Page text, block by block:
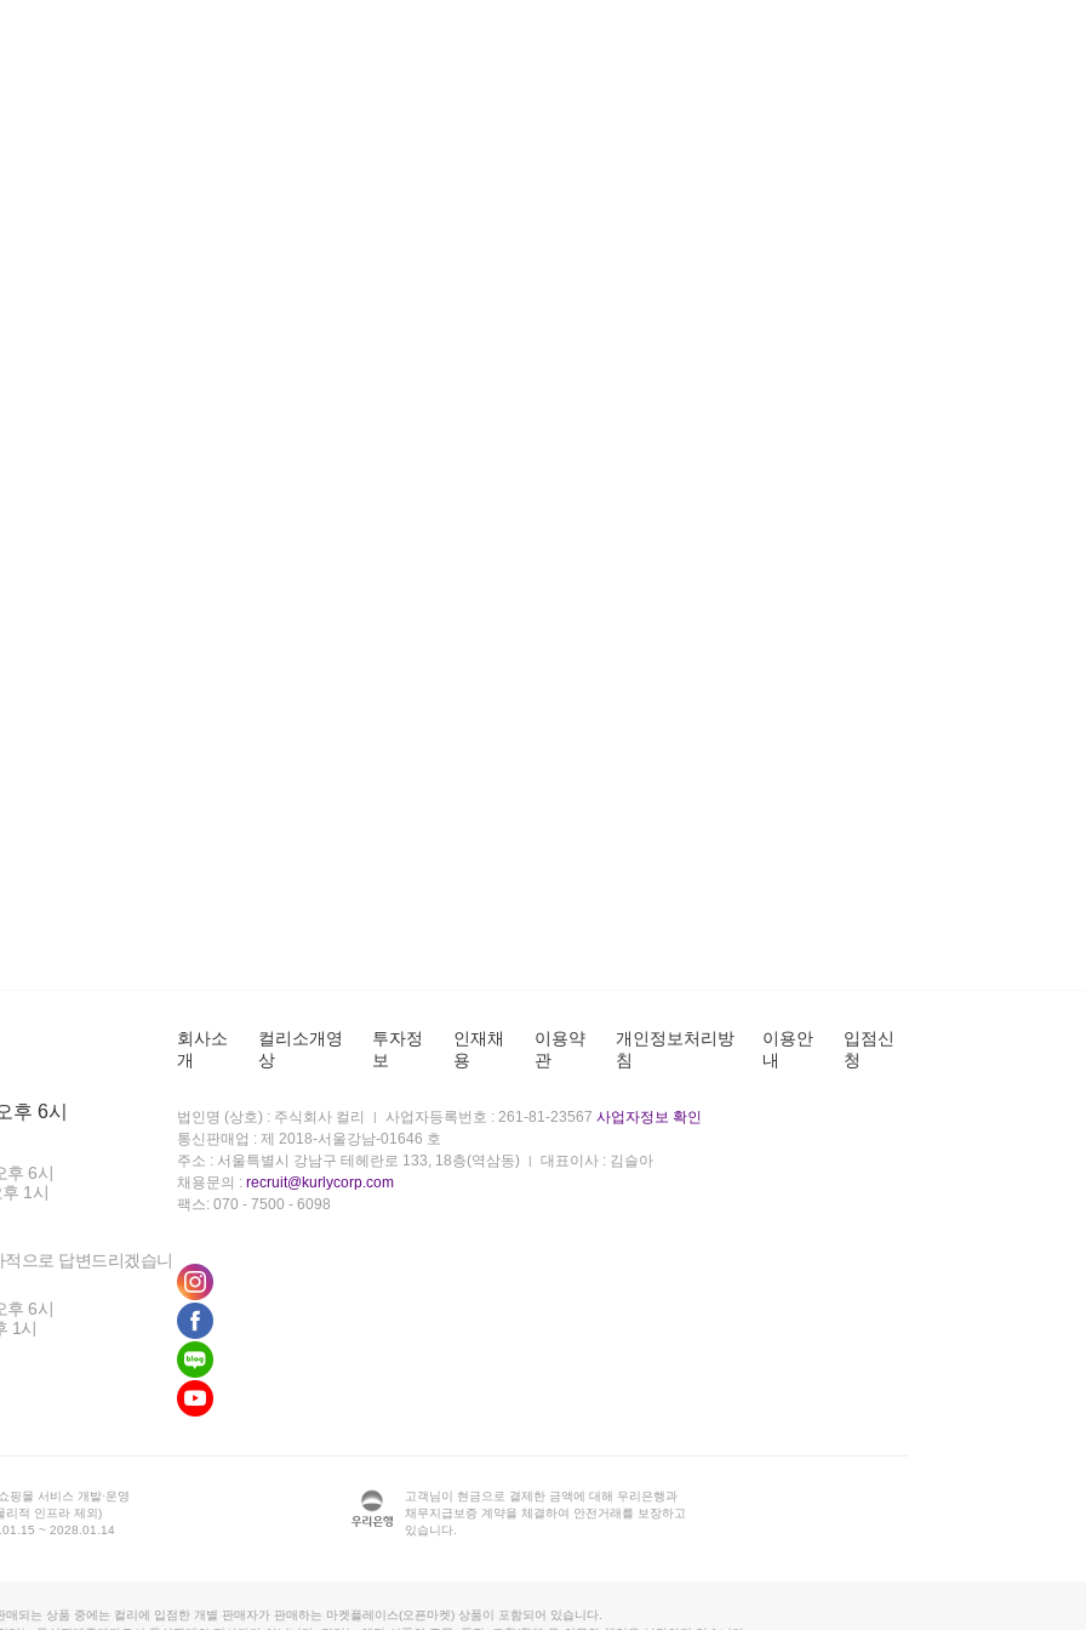
후 6시
후 6시
1시
으로 답변드리겠습니
후 6시
1시
회사소
개
컬리소개영
상
투자정
보
인재채
용
이용약
관
개인정보처리방
침
이용안
내
입점신
청
법인명 (상호) : 주식회사 컬리 사업자등록번호 : 261-81-23567 사업자정보 확인
통신판매업 : 제 2018-서울강남-01646 호
주소 : 서울특별시 강남구 테헤란로 133, 18층(역삼동)
대표이사 : 김슬아
채용문의 : recruit@kurlycorp.com
팩스: 070 - 7500 - 6098
핑몰 서비스 개발·운영
리적 인프라 제외)
~ 2028.01.14
고객님이 현금으로 결제한 금액에 대해 우리은행과
채무지급보증 계약을 체결하여 안전거래를 보장하고
있습니다.
매되는 상품 중에는 컬리에 입점한 개별 판매자가 판매하는 마켓플레이스(오픈마켓) 상품이 포함되어 있습니다.